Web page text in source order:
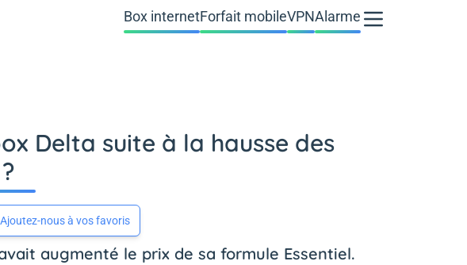
Box internetForfait mobileVPNAlarme
Delta suite à la hausse des
Ajoutez-nous à vos favoris
augmenté le prix de sa formule Essentiel.